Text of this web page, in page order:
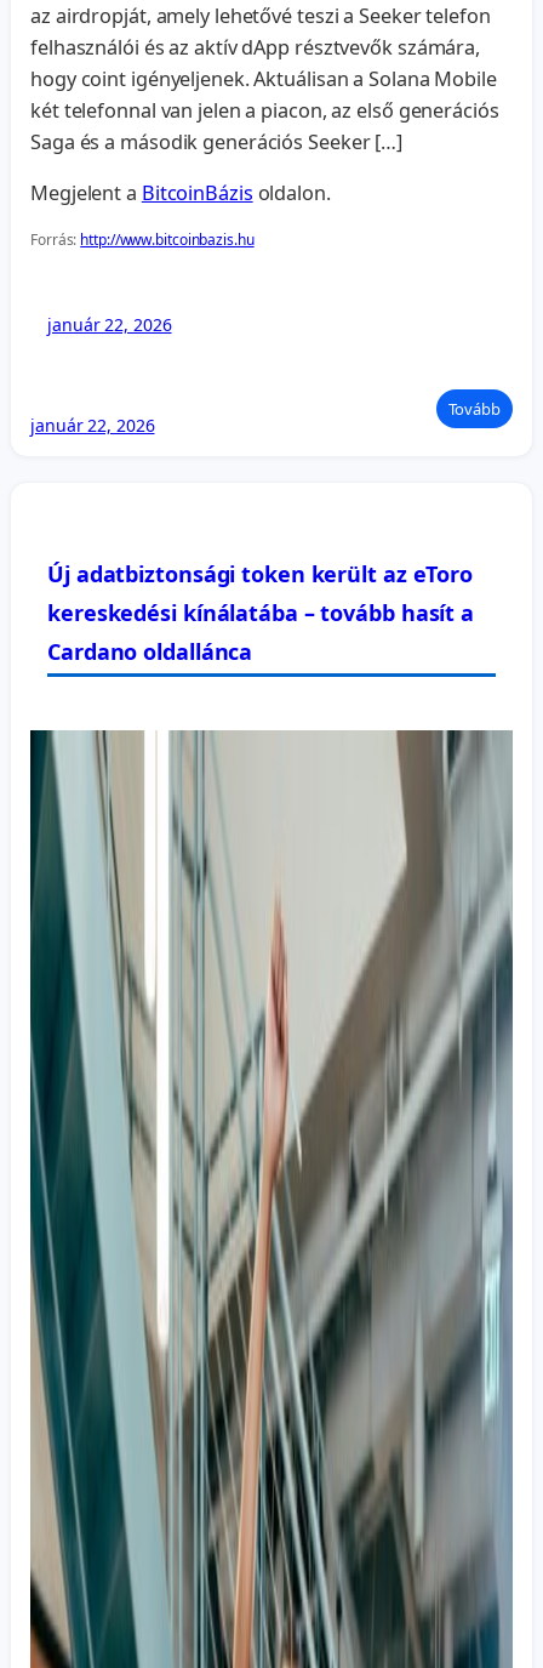
az airdropját, amely lehetővé teszi a Seeker telefon
felhasználói és az aktív dApp résztvevők számára,
hogy coint igényeljenek. Aktuálisan a Solana Mobile
két telefonnal van jelen a piacon, az első generációs
Saga és a második generációs Seeker […]
Megjelent a BitcoinBázis oldalon.
Forrás: http://www.bitcoinbazis.hu
január 22, 2026
január 22, 2026
Tovább
Új adatbiztonsági token került az eToro
kereskedési kínálatába – tovább hasít a
Cardano oldallánca